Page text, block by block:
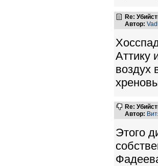
Re:
Автор:
Аттику
воздух
Re:
Автор:
Этого